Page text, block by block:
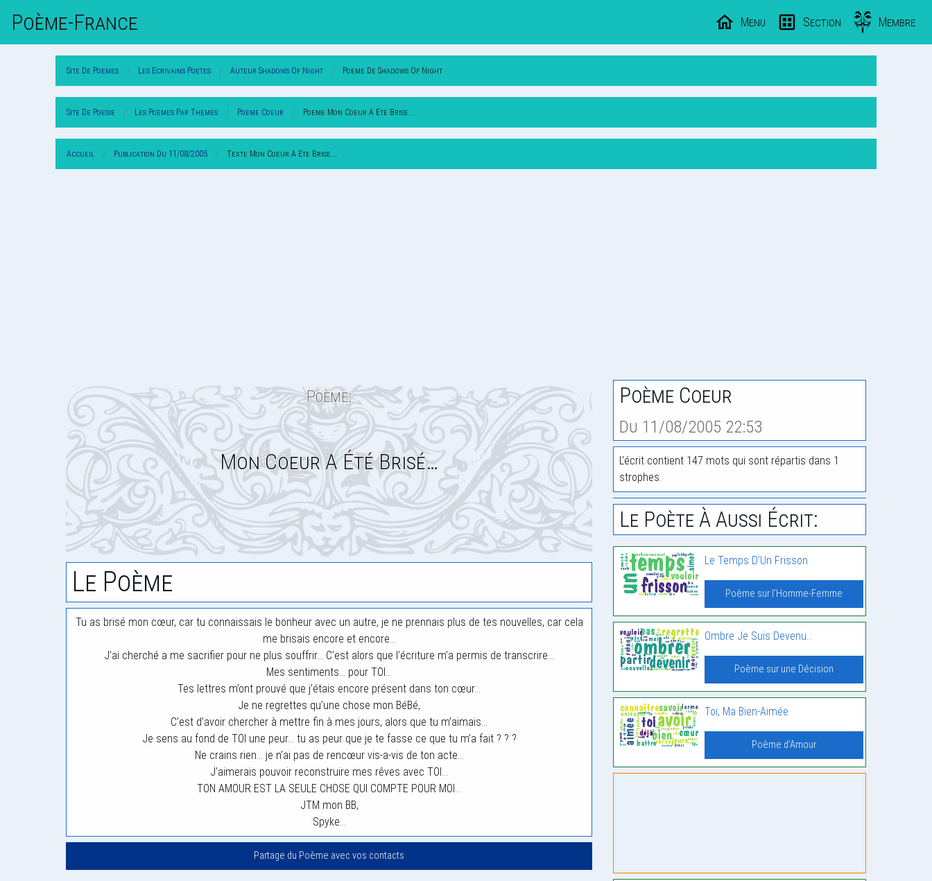
Poème-FrAnce Menu Section Membre
Site De Poemes Les Ecrivains Poetes Auteur Shadows Of Night Poeme De Shadows Of Night
Site De Poesie Les Poemes Par Themes Poeme Coeur Poeme Mon Coeur A Ete Brise...
Accueil Publication Du 11/08/2005 Texte Mon Coeur A Ete Brise...
Poème:
Mon Coeur A Été Brisé…
Le Poème
Tu as brisé mon cœur, car tu connaissais le bonheur avec un autre, je ne prennais plus de tes nouvelles, car cela
me brisais encore et encore…
J’ai cherché a me sacrifier pour ne plus souffrir… C’est alors que l’écriture m’a permis de transcrire…
Mes sentiments… pour TOI…
Tes lettres m’ont prouvé que j’étais encore présent dans ton cœur…
Je ne regrettes qu’une chose mon BéBé,
C’est d’avoir chercher à mettre fin à mes jours, alors que tu m’aimais…
Je sens au fond de TOI une peur… tu as peur que je te fasse ce que tu m’a fait ? ? ?
Ne crains rien… je n’ai pas de rencœur vis-a-vis de ton acte…
J’aimerais pouvoir reconstruire mes rêves avec TOI…
TON AMOUR EST LA SEULE CHOSE QUI COMPTE POUR MOI…
JTM mon BB,
Spyke…
Partage du Poème avec vos contacts
Poème Coeur
Du 11/08/2005 22:53
L'écrit contient 147 mots qui sont répartis dans 1
strophes.
Le Poète À Aussi Écrit:
Le Temps D’Un Frisson
Poème sur l'Homme-Femme
Ombre Je Suis Devenu…
Poème sur une Décision
Toi, Ma Bien-Aimée
Poème d'Amour